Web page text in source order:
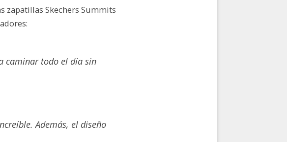
zapatillas Skechers Summits
caminar todo el día sin
Además, el diseño